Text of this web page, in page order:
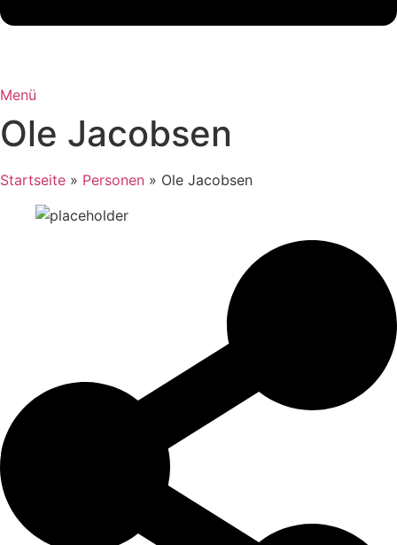
Menü
Ole Jacobsen
Startseite » Personen » Ole Jacobsen